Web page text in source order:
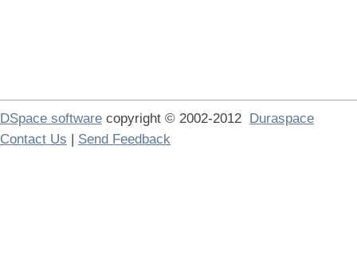
DSpace software copyright © 2002-2012 Duraspace
Contact Us | Send Feedback